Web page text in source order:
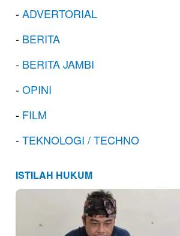
-ADVERTORIAL
- BERITA
- BERITA JAMBI
-OPINI
- FILM
-TEKNOLOGI / TECHNO
ISTILAH HUKUM